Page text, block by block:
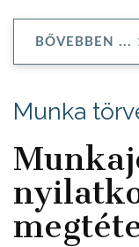
BŐVEBBEN ...
Munka